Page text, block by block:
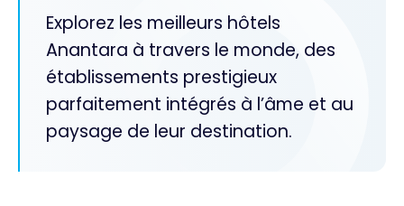
Explorez les meilleurs hôtels
Anantara à travers le monde, des
établissements prestigieux
parfaitement intégrés à l’âme et au
paysage de leur destination.